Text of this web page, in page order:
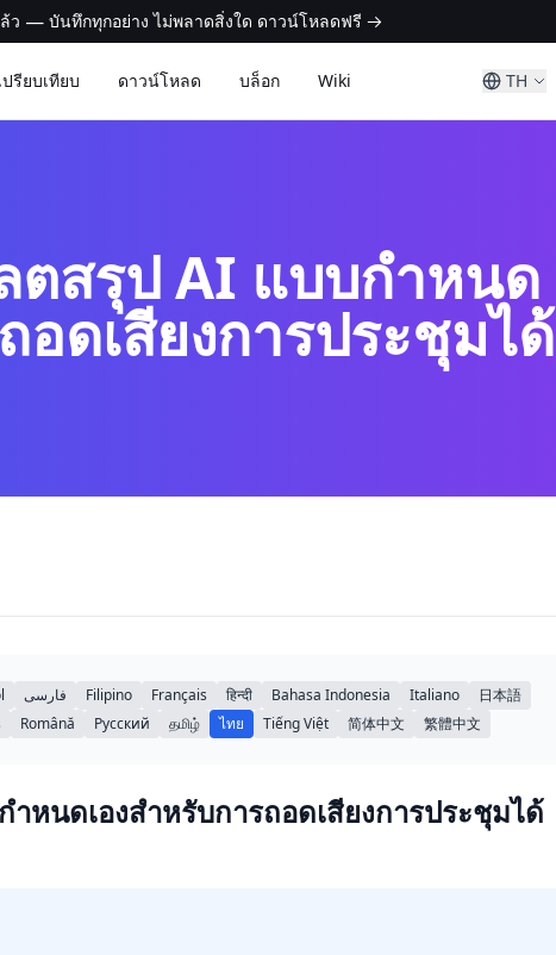
ล้ว — บันทึกทุกอย่าง ไม่พลาดสิ่งใด ดาวน์โหลดฟรี →
ปรียบเทียบ ดาวน์โหลด บล็อก Wiki TH
ตสรุป AI แบบกำหนด
อดเสียงการประชุมได้
فارسی Filipino Français हिन्दी Bahasa Indonesia Italiano
日本語
Română Русский தமிழ் ไทย Tiếng Việt 简体中文 繁體中文
หนดเองสำหรับการถอดเสียงการประชุมได้